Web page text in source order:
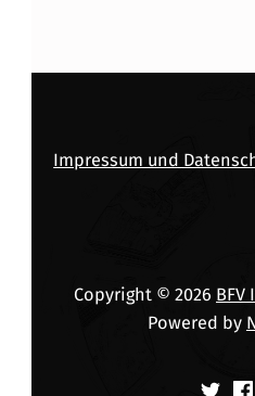
Impressum und
Copyright © 2026 BFV
Powered by